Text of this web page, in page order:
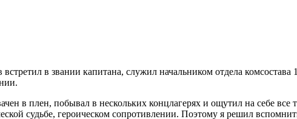
в звании капитана, служил начальником отдела
в плен, побывал в нескольких концлагерях и ощутил на себе
судьбе, героическом сопротивлении. Поэтому я решил